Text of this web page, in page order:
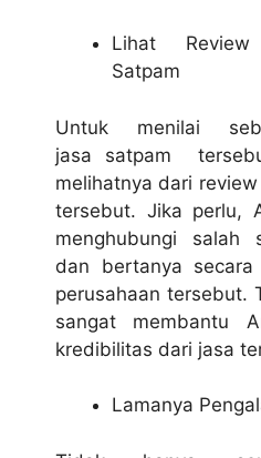
Lihat
Satpam
Untuk menilai
jasa satpam
melihatnya dari
tersebut. Jika perlu,
menghubungi salah
dan bertanya secara
perusahaan tersebut.
sangat membantu
kredibilitas dari jasa
Lamanya